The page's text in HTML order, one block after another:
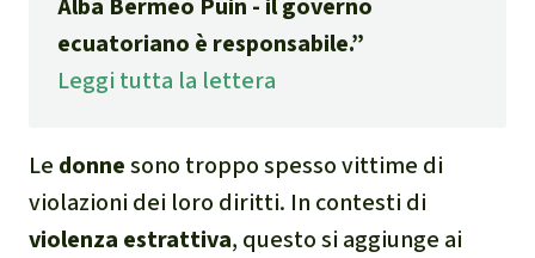
Domande e risposte
Alluminio
narcotraffico e territori
indigeni in Amazzonia
ecuatoriano è responsabile.”
Leggi tutta la lettera
Le donnesono troppo spesso vittime di
violazioni dei loro diritti. In contesti di
violenza estrattiva, questo si aggiunge ai